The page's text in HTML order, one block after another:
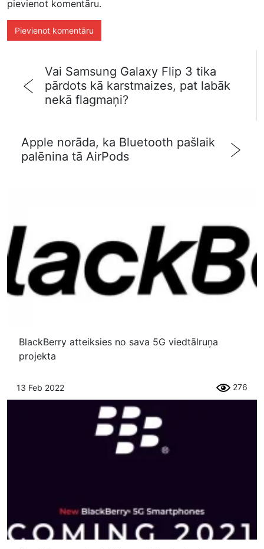
pievienot komentāru.
Vai Samsung Galaxy Flip 3 tika
pārdots kā karstmaizes, pat labāk
nekā flagmaņi?
Apple norāda, ka Bluetooth pašlaik
palēnina tā AirPods
BlackBerry atteiksies no sava 5G viedtālruņa
projekta
13 Feb 2022 276